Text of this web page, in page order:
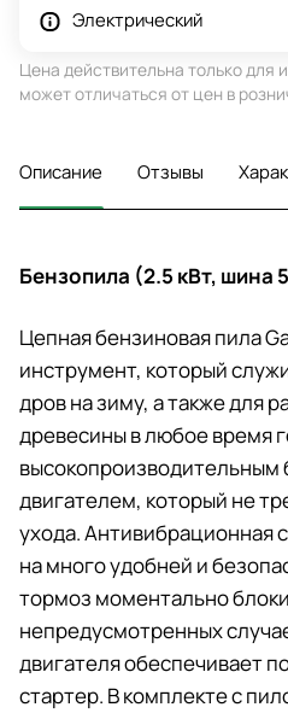
Электрический
Цена действительна только для
может отличаться от цен в
Описание Отзывы
Бензопила (2.5 кВт, шина
Цепная бензиновая пила
инструмент, который
дров на зиму, а также для
древесины в любое время
высокопроизводительным
двигателем, который не
ухода. Антивибрационная
на много удобней и
тормоз моментально
непредусмотренных
двигателя обеспечивает
стартер. В комплекте с